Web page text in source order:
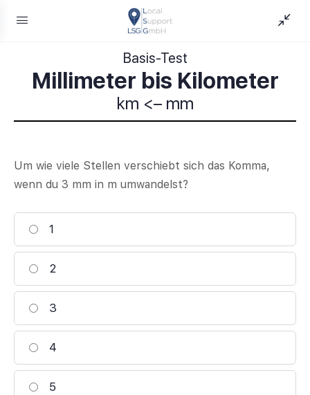
Basis-Test
Millimeter bis Kilometer
km <– mm
Um wie viele Stellen verschiebt sich das Komma,
wenn du 3 mm in m umwandelst?
1
2
3
4
5